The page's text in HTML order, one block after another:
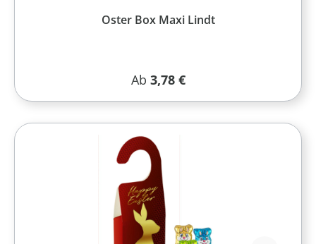
Oster Box Maxi Lindt
Regulärer Preis:
Ab 3,78 €